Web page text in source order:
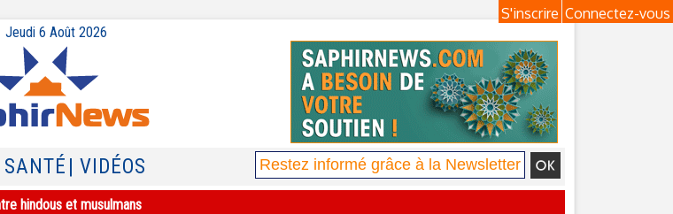
Connectez-vous
S'inscrire
Jeudi 6 Août 2026
| SANTÉ | VIDÉOS
hindous et musulmans